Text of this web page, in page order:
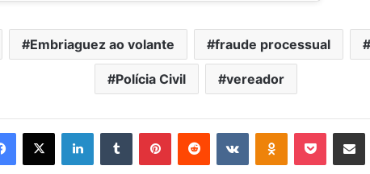
Embriaguez ao volante fraude processual
Polícia Civil vereador